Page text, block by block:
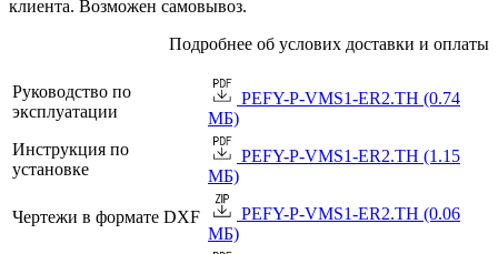
клиента. Возможен самовывоз.
Подробнее об услових доставки и оплаты
Руководство по
эксплуатации
PEFY-P-VMS1-ER2.TH (0.74
МБ)
Инструкция по
установке
PEFY-P-VMS1-ER2.TH (1.15
МБ)
Чертежи в формате DXF
PEFY-P-VMS1-ER2.TH (0.06
МБ)